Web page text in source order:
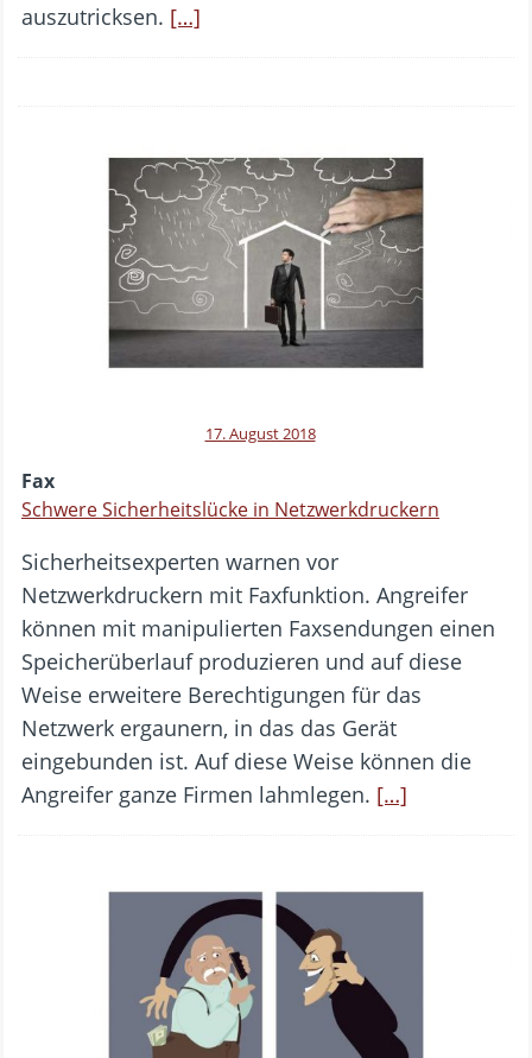
auszutricksen. […]
17. August 2018
Fax
Schwere Sicherheitslücke in Netzwerkdruckern
Sicherheitsexperten warnen vor
Netzwerkdruckern mit Faxfunktion. Angreifer
können mit manipulierten Faxsendungen einen
Speicherüberlauf produzieren und auf diese
Weise erweitere Berechtigungen für das
Netzwerk ergaunern, in das das Gerät
eingebunden ist. Auf diese Weise können die
Angreifer ganze Firmen lahmlegen. […]